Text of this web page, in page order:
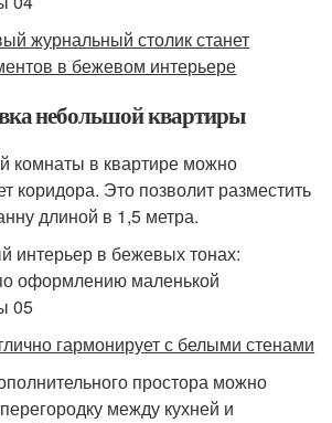
журнальный столик станет
в бежевом интерьере
небольшой квартиры
комнаты в квартире можно
коридора. Это позволит разместить
длиной в 1,5 метра.
гармонирует с белыми стенами
простора можно
между кухней и